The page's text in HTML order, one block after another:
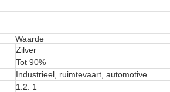
Waarde
Zilver
Tot 90%
Industrieel, ruimtevaart, automotive
1.2: 1